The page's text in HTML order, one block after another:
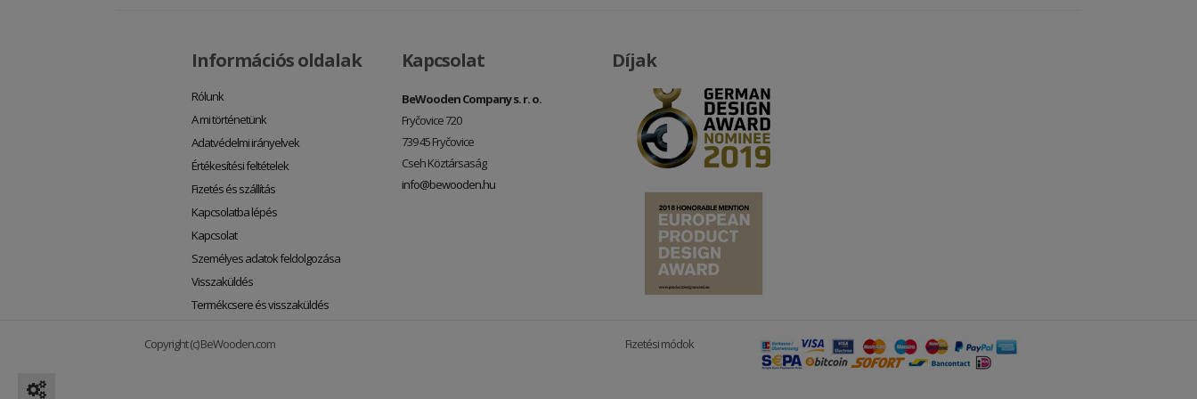
Információs oldalak
Rólunk
A mi történetünk
Adatvédelmi irányelvek
Értékesítési feltételek
Fizetés és szállítás
Kapcsolatba lépés
Kapcsolat
Személyes adatok feldolgozása
Visszaküldés
Termékcsere és visszaküldés
Kapcsolat
BeWooden Company s. r. o.
Fryčovice 720
739 45 Fryčovice
Cseh Köztársaság
info@bewooden.hu
Díjak
Copyright (c) BeWooden.com Fizetési módok